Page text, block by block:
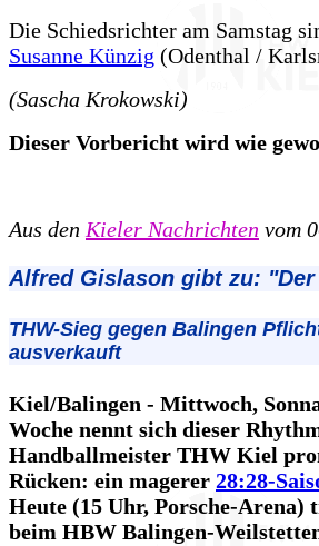
Die Schiedsrichter am Samstag
Susanne Künzig (Odenthal /
(Sascha Krokowski)
Dieser Vorbericht wird wie
Aus den Kieler Nachrichten vom
Alfred Gislason gibt zu:
THW-Sieg gegen Balingen
ausverkauft
Kiel/Balingen - Mittwoch,
Woche nennt sich dieser
Handballmeister THW Kiel
Rücken: ein magerer 28:28-
Heute (15 Uhr, Porsche-
beim HBW Balingen-